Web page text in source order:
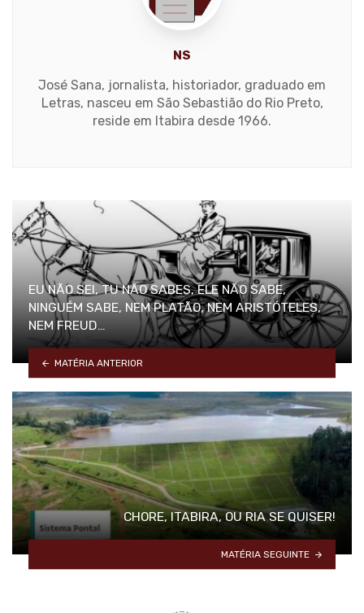
NS
José Sana, jornalista, historiador, graduado em
Letras, nasceu em São Sebastião do Rio Preto,
reside em Itabira desde 1966.
EU NÃO SEI, TU NÃO SABES, ELE NÃO SABE,
NINGUÉM SABE, NEM PLATÃO, NEM ARISTÓTELES,
NEM FREUD…
MATÉRIA ANTERIOR
CHORE, ITABIRA, OU RIA SE QUISER!
MATÉRIA SEGUINTE